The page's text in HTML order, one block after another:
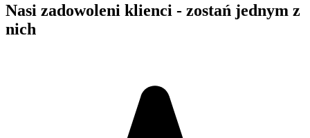
Nasi zadowoleni klienci - zostań jednym z
nich